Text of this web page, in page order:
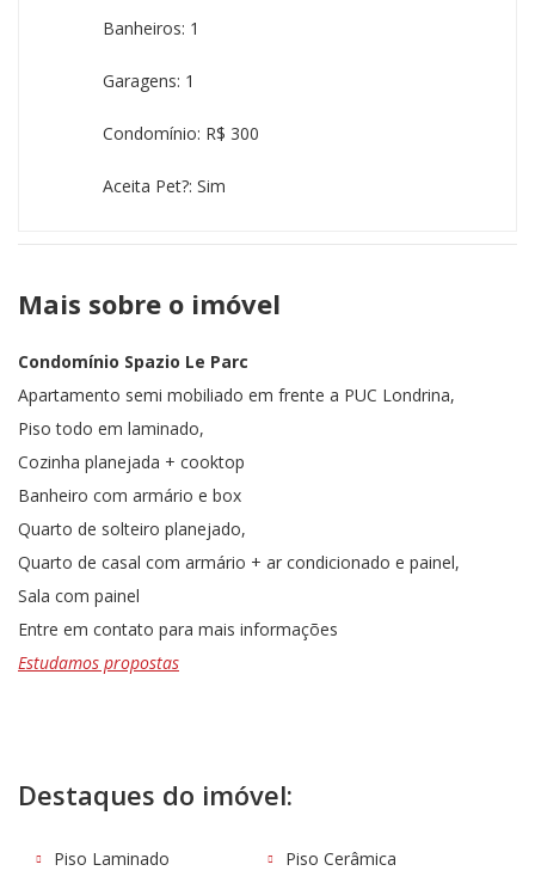
Banheiros: 1
Garagens: 1
Condomínio: R$ 300
Aceita Pet?: Sim
Mais sobre o imóvel
Condomínio Spazio Le Parc
Apartamento semi mobiliado em frente a PUC Londrina,
Piso todo em laminado,
Cozinha planejada + cooktop
Banheiro com armário e box
Quarto de solteiro planejado,
Quarto de casal com armário + ar condicionado e painel,
Sala com painel
Entre em contato para mais informações
Estudamos propostas
Destaques do imóvel:
Piso Laminado
Piso Cerâmica